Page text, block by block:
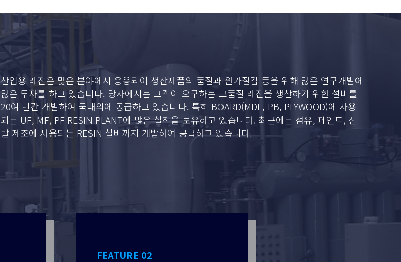
산업용 레진은 많은 분야에서 응용되어 생산제품의 품질과 원가절감 등을 위해 많은 연구개발에
많은 투자를 하고 있습니다. 당사에서는 고객이 요구하는 고품질 레진을 생산하기 위한 설비를
20여 년간 개발하여 국내외에 공급하고 있습니다. 특히 BOARD(MDF, PB, PLYWOOD)에 사용
되는 UF, MF, PF RESIN PLANT에 많은 실적을 보유하고 있습니다. 최근에는 섬유, 페인트, 신
발 제조에 사용되는 RESIN 설비까지 개발하여 공급하고 있습니다.
FEATURE 02